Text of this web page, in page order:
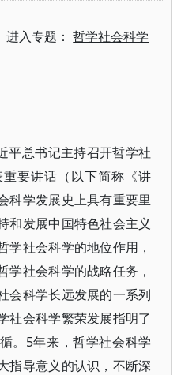
进入专题：哲学社会科学
平总书记主持召开哲学社
要讲话（以下简称《讲
科学发展史上具有重要里
和发展中国特色社会主义
学社会科学的地位作用，
学社会科学的战略任务，
会科学长远发展的一系列
社会科学繁荣发展指明了
。5年来，哲学社会科学
指导意义的认识，不断深